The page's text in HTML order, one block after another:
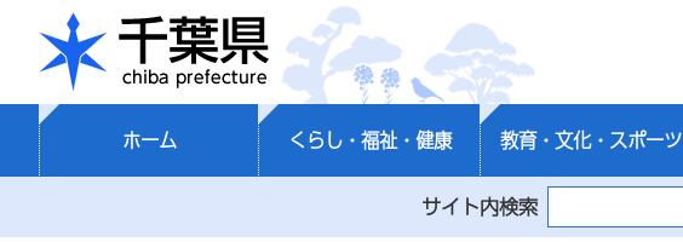
千葉県
ホーム くらし・福祉・健康 教育・文化・スポーツ
サイト内検索